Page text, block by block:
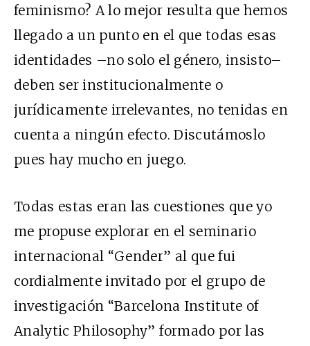
feminismo? A lo mejor resulta que hemos
llegado a un punto en el que todas esas
identidades –no solo el género, insisto–
deben ser institucionalmente o
jurídicamente irrelevantes, no tenidas en
cuenta a ningún efecto. Discutámoslo
pues hay mucho en juego.
Todas estas eran las cuestiones que yo
me propuse explorar en el seminario
internacional “Gender” al que fui
cordialmente invitado por el grupo de
investigación “Barcelona Institute of
Analytic Philosophy” formado por las